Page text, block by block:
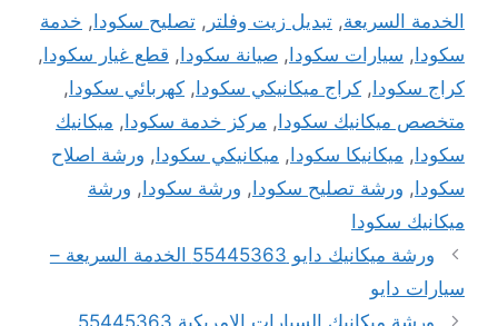
الخدمة السريعة, تبديل زيت وفلتر , تصليح سكودا, خدمة
سكودا, سيارات سكودا, صيانة سكودا, قطع غيار سكودا,
كراج سكودا, كراج ميكانيكي سكودا, كهربائي سكودا,
متخصص ميكانيك سكودا, مركز خدمة سكودا, ميكانيك
سكودا, ميكانيكا سكودا, ميكانيكي سكودا, ورشة اصلاح
سكودا, ورشة تصليح سكودا, ورشة سكودا, ورشة
ميكانيك سكودا
ورشة ميكانيك دايو 55445363 الخدمة السريعة –
سيارات دايو
ورشة ميكانيك السيارات الامريكية 55445363